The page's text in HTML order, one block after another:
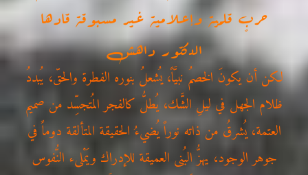
حربٍ قلمية وإعلامية غير مسبوقة قادها
الدكتور داهش
لكن أن يكونَ الخصمُ نبيَّاً، يُشعلُ بنوره الفطرة والحقّ، يُبددُ
ظلام الجهل في ليلِ الشَّك، يُطلُّ كالفجر المُتجسِّد من صميم
العتمة، يُشرقُ من ذاته نوراً يُضيءُ الحقيقة المتألقة دوماً في
جوهر الوجود، يهزُّ البُنى العميقة للإدراك ويَمْلىء النُّفوس